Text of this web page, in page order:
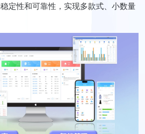
定性和可靠性，实现多款式、小数量